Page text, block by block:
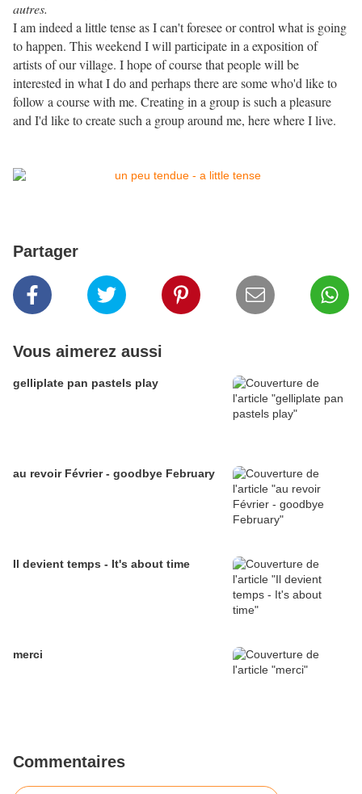
autres.
I am indeed a little tense as I can't foresee or control what is going
to happen. This weekend I will participate in a exposition of
artists of our village. I hope of course that people will be
interested in what I do and perhaps there are some who'd like to
follow a course with me. Creating in a group is such a pleasure
and I'd like to create such a group around me, here where I live.
Partager
Vous aimerez aussi
gelliplate pan pastels play
au revoir Février - goodbye February
Il devient temps - It's about time
merci
Commentaires